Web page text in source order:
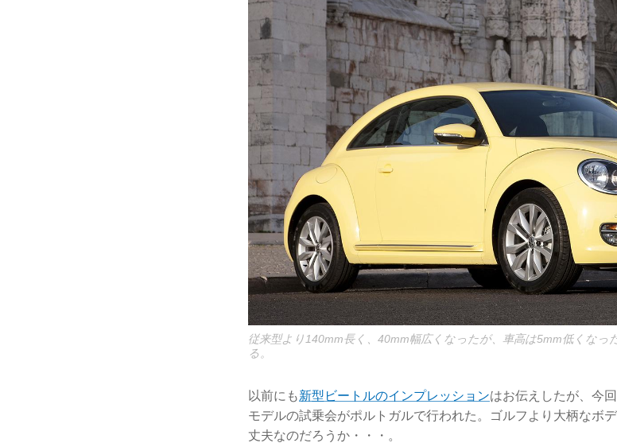
従来型より140mm長く、40mm幅広くなったが、車高は5mm低くなっ
る。
以前にも新型ビートルのインプレッションはお伝えしたが、今
モデルの試乗会がポルトガルで行われた。ゴルフより大柄なボ
丈夫なのだろうか・・・。